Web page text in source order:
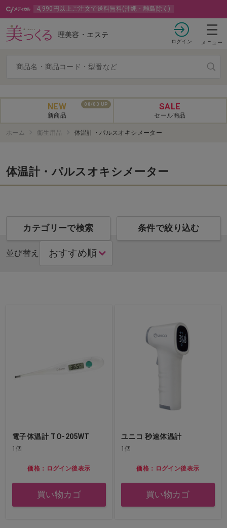
4,990円以上ご注文で送料無料(沖縄・離島除く)
理美容・エステ
ログイン メニュー
08/03 UP
NEW
新商品
SALE
セール商品
ホーム 衛生用品 体温計・パルスオキシメーター
体温計・パルスオキシメーター
カテゴリーで検索 条件で絞り込む
並び替え
電子体温計 TO-205WT
1個
価格：ログイン後表示
買い物カゴ
ユニコ 秒速体温計
1個
価格：ログイン後表示
買い物カゴ